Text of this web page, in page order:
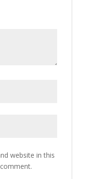
website in this